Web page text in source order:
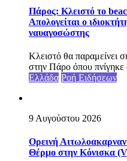
Πάρος: Κλειστό το
Απολογείται ο
ναυαγοσώστης
Κλειστό θα παραμείνει
στην Πάρο όπου πνίγηκε
Ελλάδα Ροή Ειδήσεων
9 Αυγούστου 2026
Ορεινή
Θέρμο στην Κόνισκα